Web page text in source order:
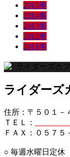
2015年
2014年
2013年
2012年
2011年
ライダー
住所：〒５０１－
ＴＥＬ：
ＦＡＸ：０５７５
○ 毎週水曜日定休